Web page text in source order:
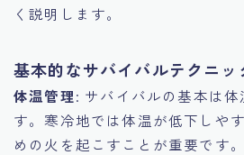
く説明します。
基本的なサバイバルテクニッ
体温管理: サバイバルの基本は
す。寒冷地では体温が低下しや
めの火を起こすことが重要です